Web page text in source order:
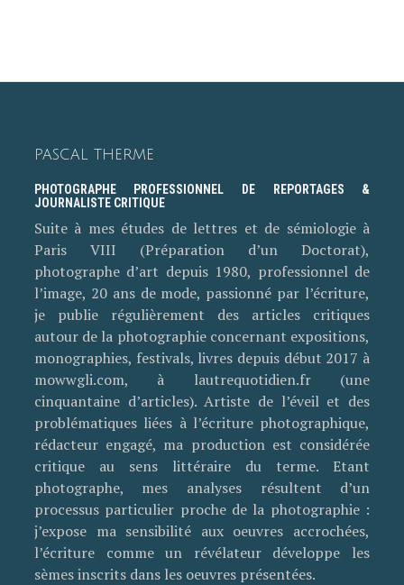
PASCAL THERME
PHOTOGRAPHE PROFESSIONNEL DE REPORTAGES &
JOURNALISTE CRITIQUE
Suite à mes études de lettres et de sémiologie à
Paris VIII (Préparation d’un Doctorat),
photographe d’art depuis 1980, professionnel de
l’image, 20 ans de mode, passionné par l’écriture,
je publie régulièrement des articles critiques
autour de la photographie concernant expositions,
monographies, festivals, livres depuis début 2017 à
mowwgli.com, à lautrequotidien.fr (une
cinquantaine d’articles). Artiste de l’éveil et des
problématiques liées à l’écriture photographique,
rédacteur engagé, ma production est considérée
critique au sens littéraire du terme. Etant
photographe, mes analyses résultent d’un
processus particulier proche de la photographie :
j’expose ma sensibilité aux oeuvres accrochées,
l’écriture comme un révélateur développe les
sèmes inscrits dans les oeuvres présentées.